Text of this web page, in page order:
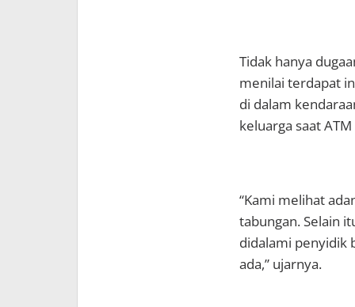
Tidak hanya
menilai terdapat
di dalam
keluarga saat
“Kami melihat
tabungan. Selain
didalami penyidik
ada,” ujarnya.